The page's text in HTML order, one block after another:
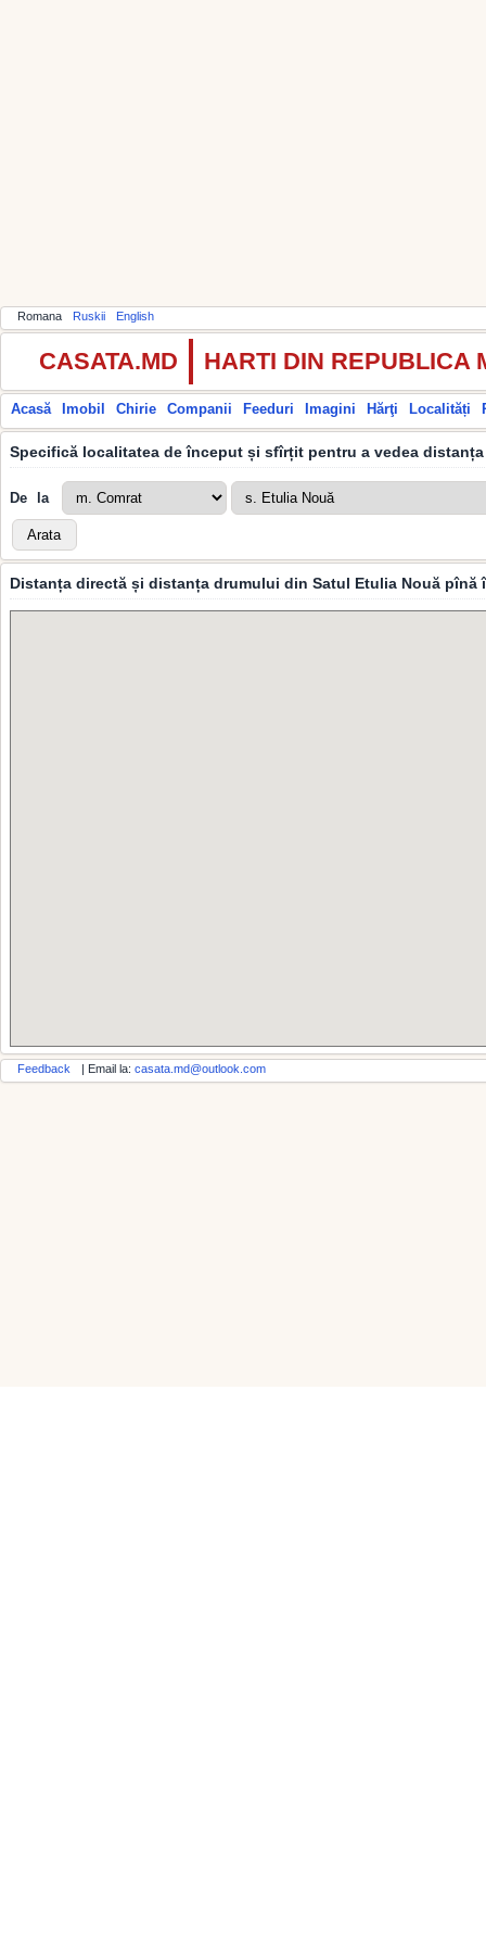
Romana Ruskii English
CASATA.MD HARTI DIN REPUBLICA
Acasă Imobil Chirie Companii Feeduri Imagini Hărţi Localități
Specifică localitatea de început și sfîrțit pentru a vedea
De la
Distanța directă și distanța drumului din Satul Etulia Nouă
Feedback | Email la: casata.md@outlook.com